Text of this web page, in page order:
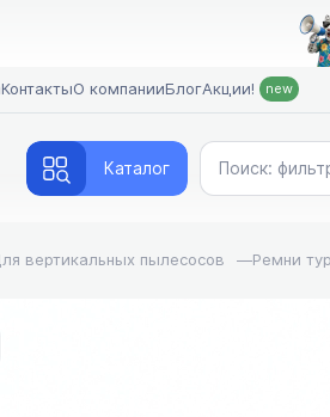
КонтактыО компанииБлогАкции! new
Каталог
вертикальных пылесосов —Ремни